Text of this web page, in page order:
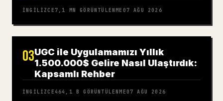
İNGILIZCE7,1 MN GÖRÜNTÜLENME 07 AĞU 2026
03UGC ile Uygulamamızı Yıllık
1.500.000$ Gelire Nasıl Ulaştırdık:
Kapsamlı Rehber
İNGILIZCE464,1 B GÖRÜNTÜLENME07 AĞU 2026